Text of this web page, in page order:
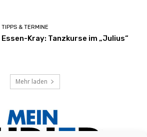
TIPPS & TERMINE
Essen-Kray: Tanzkurse im „Julius“
Mehr laden